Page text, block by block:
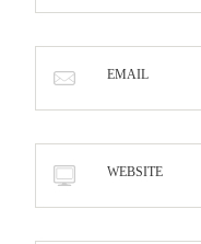
EMAIL
WEBSITE